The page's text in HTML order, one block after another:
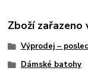
Zboží zařazeno
Výprodej –
Dámské batohy